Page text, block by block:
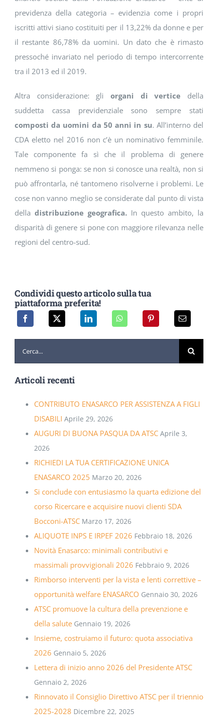
previdenza della categoria – evidenzia come i propri
iscritti attivi siano costituiti per il 13,22% da donne e per
il restante 86,78% da uomini. Un dato che è rimasto
pressoché invariato nel periodo di tempo intercorrente
tra il 2013 ed il 2019.
Altra considerazione: gli organi di vertice della
suddetta cassa previdenziale sono sempre stati
composti da uomini da 50 anni in su. All’interno del
CDA eletto nel 2016 non c’è un nominativo femminile.
Tale componente fa sì che il problema di genere
nemmeno si ponga: se non si conosce una realtà, non si
può affrontarla, né tantomeno risolverne i problemi. Le
cose non vanno meglio se considerate dal punto di vista
della distribuzione geografica. In questo ambito, la
disparità di genere si pone con maggiore rilevanza nelle
regioni del centro-sud.
Condividi questo articolo sulla tua
piattaforma preferita!
per:
Articoli recenti
CONTRIBUTO ENASARCO PER ASSISTENZA A FIGLI
DISABILI Aprile 29, 2026
AUGURI DI BUONA PASQUA DA ATSC Aprile 3,
2026
RICHIEDI LA TUA CERTIFICAZIONE UNICA
ENASARCO 2025 Marzo 20, 2026
Si conclude con entusiasmo la quarta edizione del
corso Ricercare e acquisire nuovi clienti SDA
Bocconi-ATSC Marzo 17, 2026
ALIQUOTE INPS E IRPEF 2026 Febbraio 18, 2026
Novità Enasarco: minimali contributivi e
massimali provvigionali 2026 Febbraio 9, 2026
Rimborso interventi per la vista e lenti correttive –
opportunità welfare ENASARCO Gennaio 30, 2026
ATSC promuove la cultura della prevenzione e
della salute Gennaio 19, 2026
Insieme, costruiamo il futuro: quota associativa
2026 Gennaio 5, 2026
Lettera di inizio anno 2026 del Presidente ATSC
Gennaio 2, 2026
Rinnovato il Consiglio Direttivo ATSC per il triennio
2025-2028 Dicembre 22, 2025